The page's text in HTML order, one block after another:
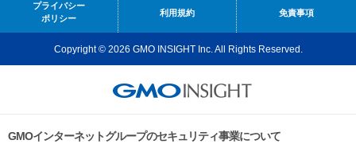
プライバシー
ポリシー
利用規約 免責事項
Copyright © 2026 GMO INSIGHT Inc. All Rights Reserved.
GMOインターネットグループのセキュリティ事業について